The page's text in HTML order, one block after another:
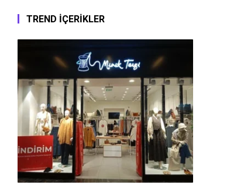
TREND İÇERİKLER